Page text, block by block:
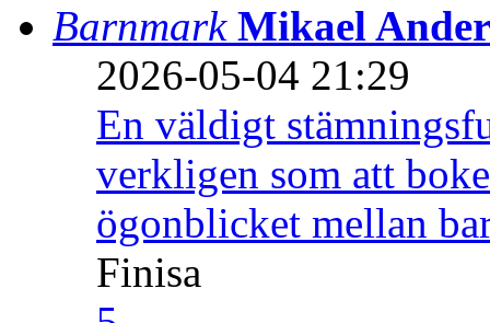
Barnmark Mikael
2026-05-04 21:29
En väldigt
verkligen som att
ögonblicket mellan
Finisa